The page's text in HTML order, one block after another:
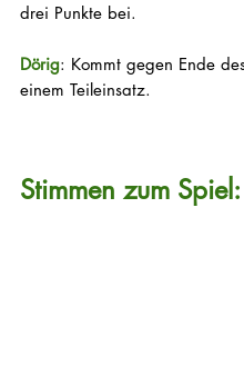
drei Punkte bei.
Dörig: Kommt gegen Ende
einem Teileinsatz.
Stimmen zum Spiel: